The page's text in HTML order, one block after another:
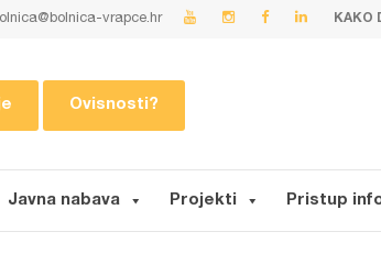
vrapce.hr KAKO
Ovisnosti?
Javna nabava Projekti Pristup